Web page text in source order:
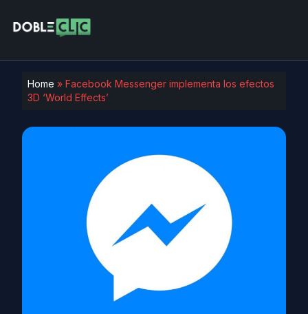
Home » Facebook Messenger implementa los efectos
3D ‘World Effects’